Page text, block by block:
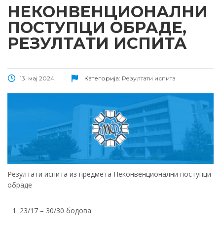
НЕКОНВЕНЦИОНАЛНИ
ПОСТУПЦИ ОБРАДЕ,
РЕЗУЛТАТИ ИСПИТА
13. мај 2024. Категорија: Резултати испита
Резултати испита из предмета Неконвенционални поступци
обраде
23/17 – 30/30 бодова